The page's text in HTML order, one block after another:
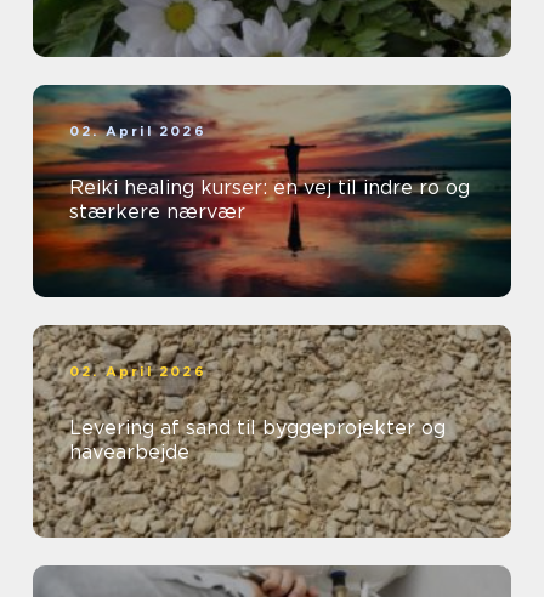
02. April 2026
Reiki healing kurser: en vej til indre ro og
stærkere nærvær
02. April 2026
Levering af sand til byggeprojekter og
havearbejde